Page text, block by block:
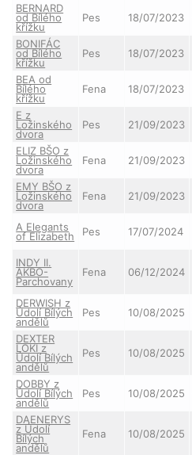
BERNARD
od Bílého
křížku
Pes 18/07/2023
BONIFÁC
od Bílého
křížku
Pes 18/07/2023
BEA od
Bílého
křížku
Fena 18/07/2023
E z
Ložinského
dvora
Pes 21/09/2023
ELIZ BŠO z
Ložinského
dvora
Fena 21/09/2023
EMY BŠO z
Ložinského
dvora
Fena 21/09/2023
A Elegants
of Elizabeth Pes 17/07/2024
INDY II.
AKBO-
Parchovany
Fena 06/12/2024
DERWISH z
Údolí Bílých
andělů
Pes 10/08/2025
DEXTER
LOKI z
Údolí Bílých
andělů
Pes 10/08/2025
DOBBY z
Údolí Bílých
andělů
Pes 10/08/2025
DAENERYS
z Údolí
Bílých
andělů
Fena 10/08/2025